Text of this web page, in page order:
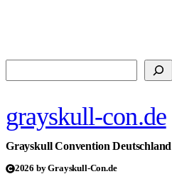
grayskull-con.de
Grayskull Convention Deutschland
2026 by Grayskull-Con.de